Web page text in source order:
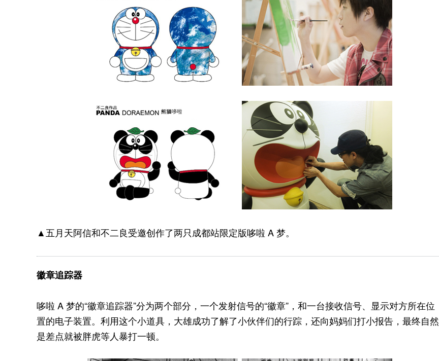
▲五月天阿信和不二良受邀创作了两只成都站限定版哆啦 A 梦。
徽章追踪器
哆啦 A 梦的“徽章追踪器”分为两个部分，一个发射信号的“徽章”，和一台接收信号、显示对方所在位
置的电子装置。利用这个小道具，大雄成功了解了小伙伴们的行踪，还向妈妈们打小报告，最终自然
是差点就被胖虎等人暴打一顿。